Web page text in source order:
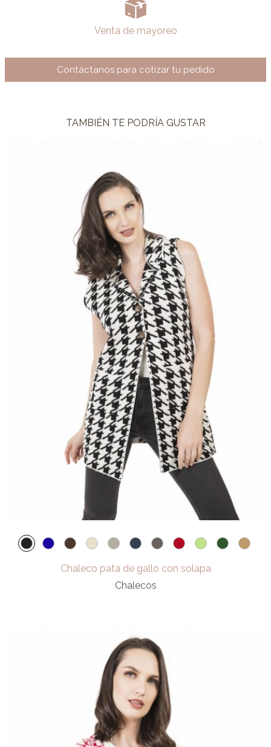
Venta de mayoreo
Contáctanos para cotizar tu pedido
TAMBIÉN TE PODRÍA GUSTAR
Chaleco pata de gallo con solapa
Chalecos